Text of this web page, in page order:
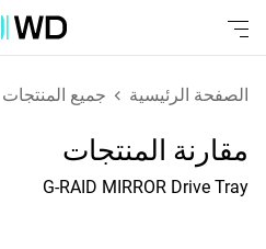
الصفحة الرئيسية جميع المنتجات
مقارنة المنتجات
G-RAID MIRROR Drive Tray